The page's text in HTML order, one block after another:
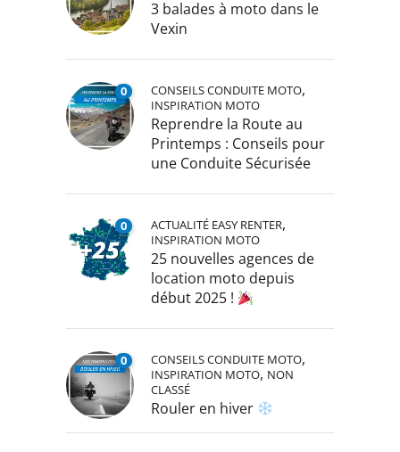
3 balades à moto dans le
Vexin
0 CONSEILS CONDUITE MOTO,
INSPIRATION MOTO
Reprendre la Route au
Printemps : Conseils pour
une Conduite Sécurisée
0 ACTUALITÉ EASY RENTER,
INSPIRATION MOTO
25 nouvelles agences de
location moto depuis
début 2025 !
0 CONSEILS CONDUITE MOTO,
INSPIRATION MOTO, NON
CLASSÉ
Rouler en hiver